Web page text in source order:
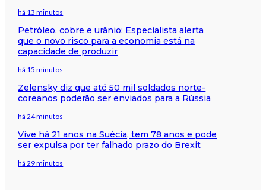
há 13 minutos
Petróleo, cobre e urânio: Especialista alerta
que o novo risco para a economia está na
capacidade de produzir
há 15 minutos
Zelensky diz que até 50 mil soldados norte-
coreanos poderão ser enviados para a Rússia
há 24 minutos
Vive há 21 anos na Suécia, tem 78 anos e pode
ser expulsa por ter falhado prazo do Brexit
há 29 minutos